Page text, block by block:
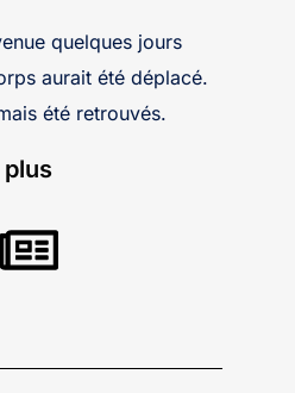
quelques jours
aurait été déplacé.
été retrouvés.